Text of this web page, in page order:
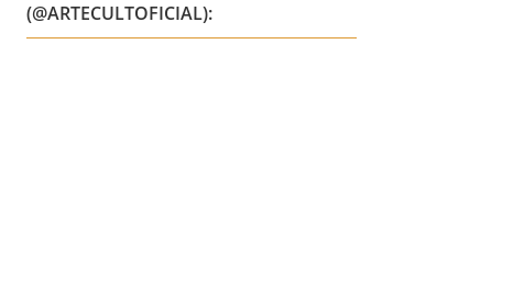
(@ARTECULTOFICIAL):